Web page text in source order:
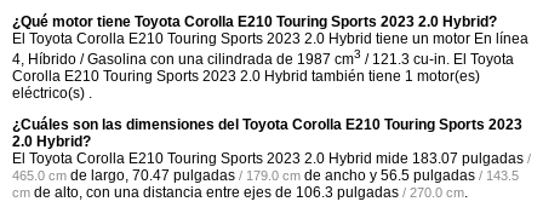
¿Qué motor tiene Toyota Corolla E210 Touring Sports 2023 2.0 Hybrid?
El Toyota Corolla E210 Touring Sports 2023 2.0 Hybrid tiene un motor En línea
4, Híbrido / Gasolina con una cilindrada de 1987 cm3 / 121.3 cu-in. El Toyota
Corolla E210 Touring Sports 2023 2.0 Hybrid también tiene 1 motor(es)
eléctrico(s) .
¿Cuáles son las dimensiones del Toyota Corolla E210 Touring Sports 2023
2.0 Hybrid?
El Toyota Corolla E210 Touring Sports 2023 2.0 Hybrid mide 183.07 pulgadas /
465.0 cm de largo, 70.47 pulgadas / 179.0 cm de ancho y 56.5 pulgadas / 143.5
cm de alto, con una distancia entre ejes de 106.3 pulgadas / 270.0 cm